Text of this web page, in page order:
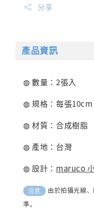
分享
產品資訊
◍ 數量：2張入
◍ 規格：每張10cm
◍ 材質：合成樹脂
◍ 產地：台灣
◍ 設計： maruco
注意
由於拍攝光線
準。